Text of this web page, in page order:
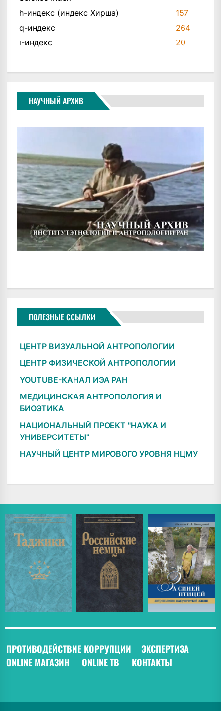
h-индекс (индекс Хирша)
157
q-индекс
264
i-индекс
20
НАУЧНЫЙ АРХИВ
ПОЛЕЗНЫЕ ССЫЛКИ
ЦЕНТР ВИЗУАЛЬНОЙ АНТРОПОЛОГИИ
ЦЕНТР ФИЗИЧЕСКОЙ АНТРОПОЛОГИИ
YOUTUBE-КАНАЛ ИЭА РАН
МЕДИЦИНСКАЯ АНТРОПОЛОГИЯ И
БИОЭТИКА
НАЦИОНАЛЬНЫЙ ПРОЕКТ "НАУКА И
УНИВЕРСИТЕТЫ"
НАУЧНЫЙ ЦЕНТР МИРОВОГО УРОВНЯ НЦМУ
ПРОТИВОДЕЙСТВИЕ КОРРУПЦИИ ЭКСПЕРТИЗА
ONLINE МАГАЗИН
ONLINE ТВ КОНТАКТЫ